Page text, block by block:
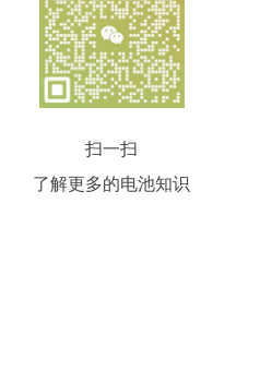
扫一扫
了解更多的电池知识